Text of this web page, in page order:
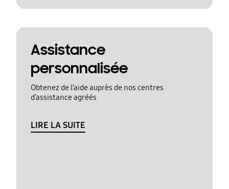
Assistance
personnalisée
Obtenez de l’aide auprès de nos centres
d’assistance agréés
LIRE LA SUITE